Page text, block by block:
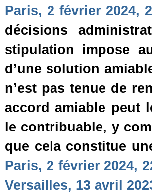
Paris, 2 février 2024,
décisions
stipulation impose
d’une solution
n’est pas tenue de
accord amiable peut
le contribuable, y
que cela constitue
Paris, 2 février 2024,
Versailles, 13 avril